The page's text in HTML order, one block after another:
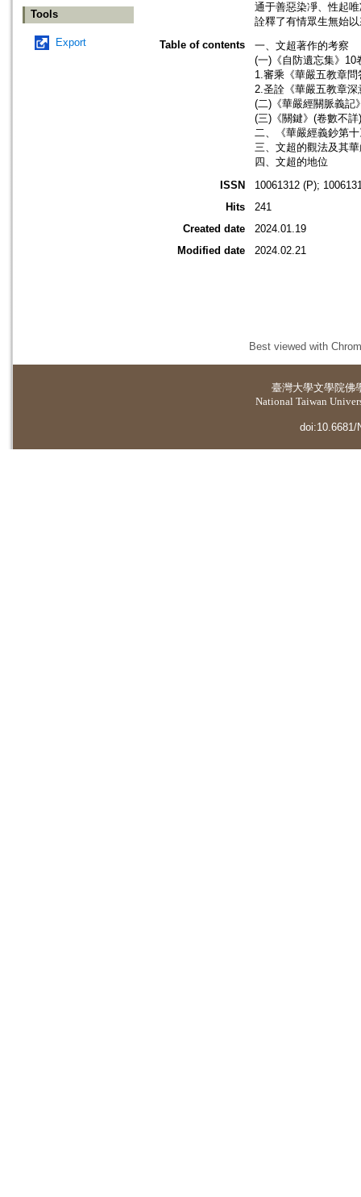
Tools
Export
通于善惡染凈、性起
詮釋了有情眾生無始
Table of contents
一、文超著作的考察
(一)《自防遺忘集》10
1.審乘《華嚴五教章問
2.圣詮《華嚴五教章深
(二)《華嚴經關脈義記
(三)《關鍵》(卷數不詳)
二、《華嚴經義鈔第
三、文超的觀法及其
四、文超的地位
ISSN
10061312 (P);
Hits
241
Created date
2024.01.19
Modified date
2024.02.21
Best viewed with
臺灣大學文學院佛
National Taiwan
doi:10.6681/